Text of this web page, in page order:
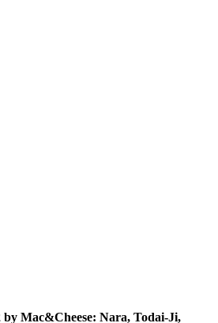
by Mac&Cheese: Nara, Todai-Ji,